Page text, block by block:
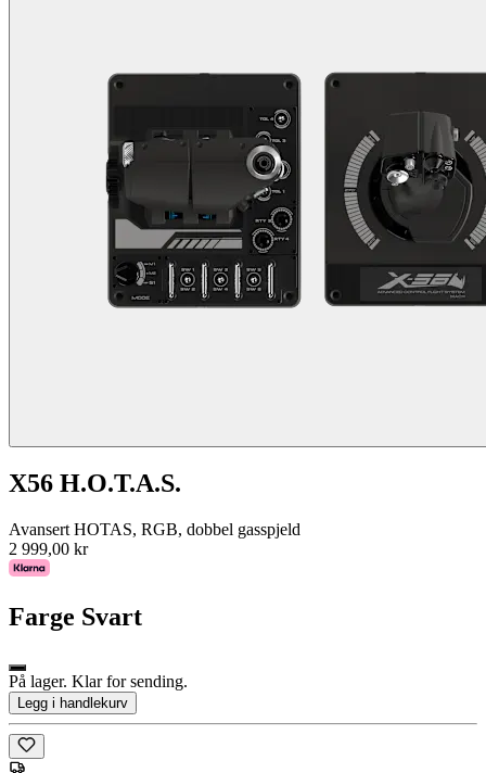
X56 H.O.T.A.S.
Avansert HOTAS, RGB, dobbel gasspjeld
2 999,00 kr
Farge Svart
På lager. Klar for sending.
Legg i handlekurv